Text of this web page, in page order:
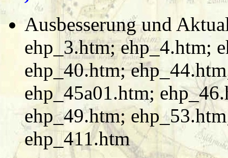
Ausbesserung und
ehp_3.htm; ehp_4.htm;
ehp_40.htm;
ehp_45a01.htm;
ehp_49.htm;
ehp_411.htm